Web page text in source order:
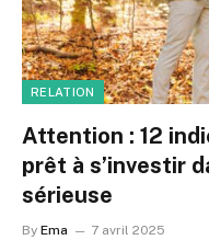
RELATION
Attention : 12
prêt à s’investir
sérieuse
By Ema 7 avril 2025